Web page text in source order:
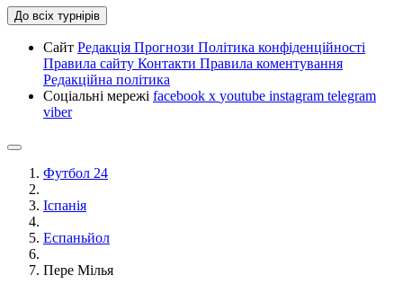
До всіх турнірів
Сайт Редакція Прогнози Політика конфіденційності
Правила сайту Контакти Правила коментування
Редакційна політика
Соціальні мережі facebook x youtube instagram telegram
viber
Футбол 24
Іспанія
Еспаньйол
Пере Мілья